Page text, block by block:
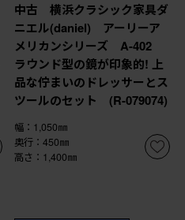
中古 横浜クラシック家具ダ
ニエル(daniel) アーリーア
メリカンシリーズ A-402
ラウンド型の鏡が印象的! 上
品な佇まいのドレッサーとス
ツールのセット (R-079074)
幅：1,050㎜
奥行：450㎜
高さ：1,400㎜